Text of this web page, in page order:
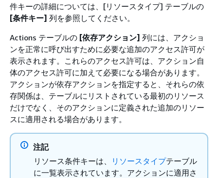
件キーの詳細については、[リソースタイプ] テーブルの
[条件キー] 列を参照してください。
Actions テーブルの [依存アクション] 列には、アクショ
ンを正常に呼び出すために必要な追加のアクセス許可が
表示されます。これらのアクセス許可は、アクション自
体のアクセス許可に加えて必要になる場合があります。
アクションが依存アクションを指定すると、それらの依
存関係は、テーブルにリストされている最初のリソース
だけでなく、そのアクションに定義された追加のリソー
スに適用される場合があります。
注記
リソース条件キーは、
リソースタイプテーブル
に一覧表示されています。アクションに適用さ